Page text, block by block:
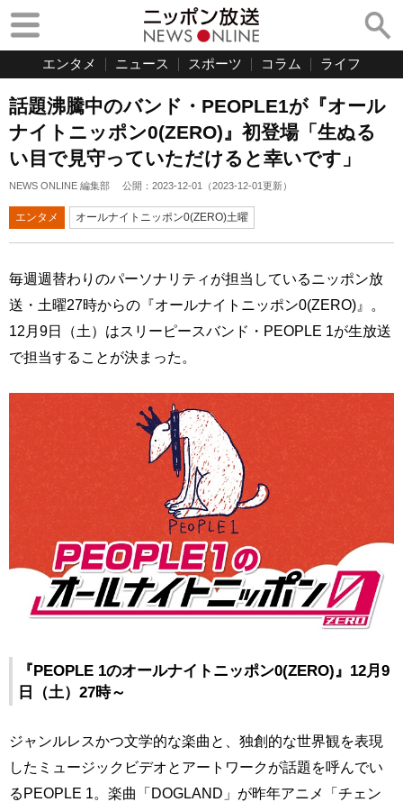
エンタメ ニュース スポーツ コラム ライフ
話題沸騰中のバンド・PEOPLE1が『オール
ナイトニッポン0(ZERO)』初登場「生ぬる
い目で見守っていただけると幸いです」
NEWS ONLINE 編集部 公開： 2023-12-01 （2023-12-01更新）
エンタメ オールナイトニッポン0(ZERO)土曜
毎週週替わりのパーソナリティが担当しているニッポン放
送・土曜27時からの『オールナイトニッポン0(ZERO)』。
12月9日（土）はスリーピースバンド・PEOPLE 1が生放送
で担当することが決まった。
『PEOPLE 1のオールナイトニッポン0(ZERO)』12月9
日（土）27時～
ジャンルレスかつ文学的な楽曲と、独創的な世界観を表現
したミュージックビデオとアートワークが話題を呼んでい
るPEOPLE 1。楽曲「DOGLAND」が昨年アニメ「チェン